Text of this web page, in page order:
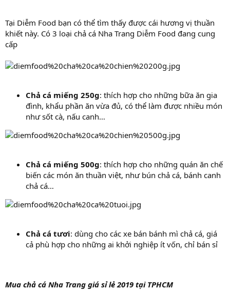
Tại Diễm Food bạn có thể tìm thấy được cái hương vị thuần
khiết này. Có 3 loại chả cá Nha Trang Diễm Food đang cung
cấp
Chả cá miếng 250g: thích hợp cho những bữa ăn gia
đình, khẩu phần ăn vừa đủ, có thể làm được nhiều món
như sốt cà, nấu canh…
Chả cá miếng 500g: thích hợp cho những quán ăn chế
biến các món ăn thuần việt, như bún chả cá, bánh canh
chả cá…
Chả cá tươi: dùng cho các xe bán bánh mì chả cá, giá
cả phù hợp cho những ai khởi nghiệp ít vốn, chỉ bán sỉ
Mua chả cá Nha Trang giá sỉ lẻ 2019 tại TPHCM